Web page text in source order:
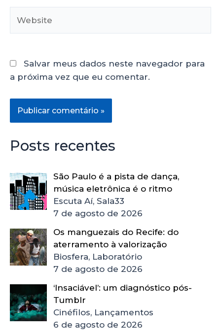
Salvar meus dados neste navegador para
a próxima vez que eu comentar.
Posts recentes
São Paulo é a pista de dança,
música eletrônica é o ritmo
Escuta Aí, Sala33
7 de agosto de 2026
Os manguezais do Recife: do
aterramento à valorização
Biosfera, Laboratório
7 de agosto de 2026
‘Insaciável’: um diagnóstico pós-
Tumblr
Cinéfilos, Lançamentos
6 de agosto de 2026